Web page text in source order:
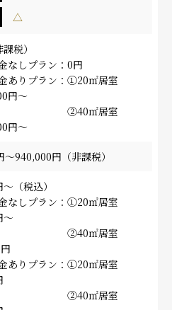
△
税）
なしプラン：0円
ありプラン：①20㎡居室
円～
㎡居室
円～
940,000円（非課税）
（税込）
金なしプラン：①20㎡居室
～
㎡居室
金ありプラン：①20㎡居室
㎡居室